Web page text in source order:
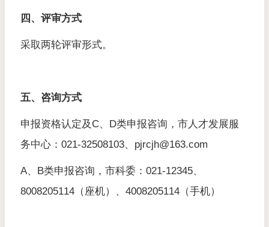
四、评审方式
采取两轮评审形式。
五、咨询方式
申报资格认定及C、D类申报咨询，市人才发展服
务中心：021-32508103、pjrcjh@163.com
A、B类申报咨询，市科委：021-12345、
8008205114（座机）、4008205114（手机）